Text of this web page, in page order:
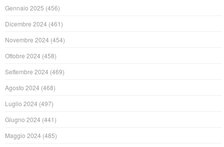
Gennaio 2025 (456)
Dicembre 2024 (461)
Novembre 2024 (454)
Ottobre 2024 (458)
Settembre 2024 (469)
Agosto 2024 (468)
Luglio 2024 (497)
Giugno 2024 (441)
Maggio 2024 (485)